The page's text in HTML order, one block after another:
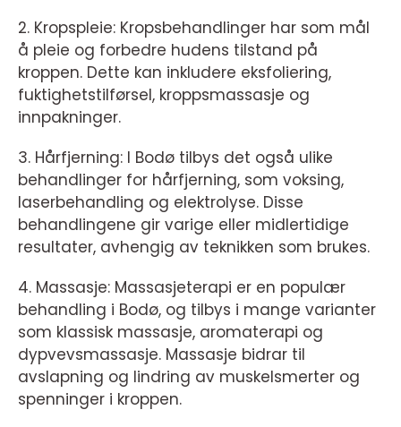
2. Kropspleie: Kropsbehandlinger har som mål
å pleie og forbedre hudens tilstand på
kroppen. Dette kan inkludere eksfoliering,
fuktighetstilførsel, kroppsmassasje og
innpakninger.
3. Hårfjerning: I Bodø tilbys det også ulike
behandlinger for hårfjerning, som voksing,
laserbehandling og elektrolyse. Disse
behandlingene gir varige eller midlertidige
resultater, avhengig av teknikken som brukes.
4. Massasje: Massasjeterapi er en populær
behandling i Bodø, og tilbys i mange varianter
som klassisk massasje, aromaterapi og
dypvevsmassasje. Massasje bidrar til
avslapning og lindring av muskelsmerter og
spenninger i kroppen.